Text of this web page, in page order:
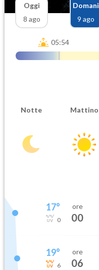
Oggi
8 ago
Domani
9 ago
05:54
Notte Mattino
17°
0
ore
00
19°
6
ore
06